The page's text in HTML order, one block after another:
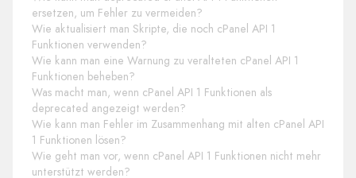
ersetzen, um Fehler zu vermeiden?
Wie aktualisiert man Skripte, die noch cPanel API 1
Funktionen verwenden?
Wie kann man eine Warnung zu veralteten cPanel API 1
Funktionen beheben?
Was macht man, wenn cPanel API 1 Funktionen als
deprecated angezeigt werden?
Wie kann man Fehler im Zusammenhang mit alten cPanel API
1 Funktionen lösen?
Wie geht man vor, wenn cPanel API 1 Funktionen nicht mehr
unterstützt werden?